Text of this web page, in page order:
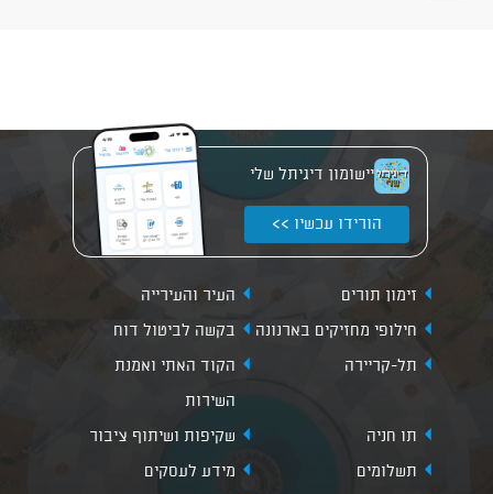
יישומון דיגיתל שלי
הורידו עכשיו >>
זימון תורים
העיר והעירייה
חילופי מחזיקים בארנונה
בקשה לביטול דוח
תל-קריירה
הקוד האתי ואמנת
השירות
תו חניה
שקיפות ושיתוף ציבור
תשלומים
מידע לעסקים